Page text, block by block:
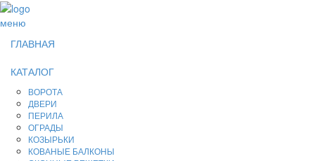
меню
ГЛАВНАЯ
КАТАЛОГ
ВОРОТА
ДВЕРИ
ПЕРИЛА
ОГРАДЫ
КОЗЫРЬКИ
КОВАНЫЕ БАЛКОНЫ